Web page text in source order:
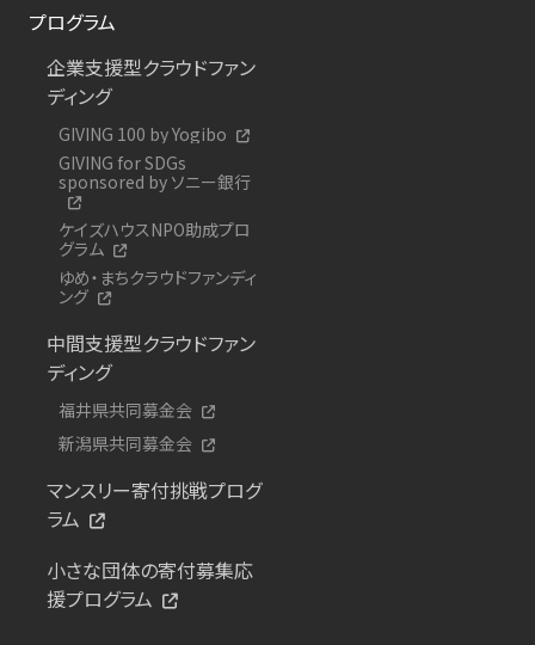
プログラム
企業支援型クラウドファン
ディング
GIVING 100 by Yogibo
GIVING for SDGs
sponsored by ソニー銀行
ケイズハウスNPO助成プロ
グラム
ゆめ・まちクラウドファンディ
ング
中間支援型クラウドファン
ディング
福井県共同募金会
新潟県共同募金会
マンスリー寄付挑戦プログ
ラム
小さな団体の寄付募集応
援プログラム